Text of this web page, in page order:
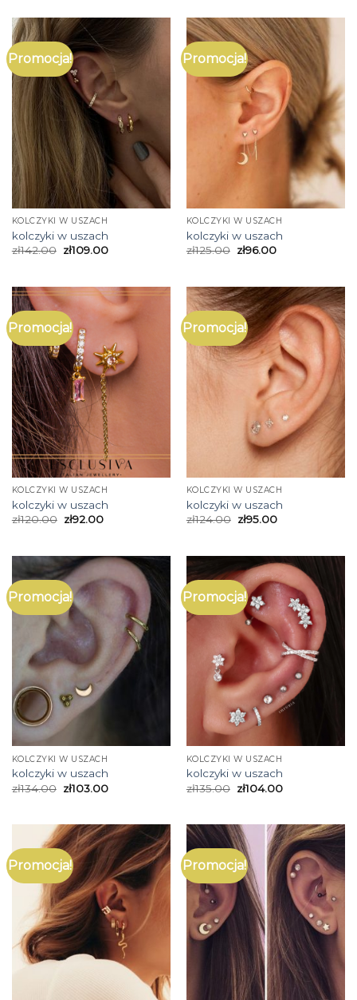
Promocja!
KOLCZYKI W USZACH
kolczyki w uszach
zł142.00 zł109.00
Promocja!
KOLCZYKI W USZACH
kolczyki w uszach
zł125.00 zł96.00
Promocja!
KOLCZYKI W USZACH
kolczyki w uszach
zł120.00 zł92.00
Promocja!
KOLCZYKI W USZACH
kolczyki w uszach
zł124.00 zł95.00
Promocja!
KOLCZYKI W USZACH
kolczyki w uszach
zł134.00 zł103.00
Promocja!
KOLCZYKI W USZACH
kolczyki w uszach
zł135.00 zł104.00
Promocja! Promocja!